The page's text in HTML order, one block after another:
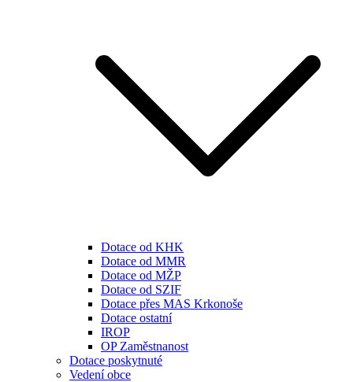
Dotace od KHK
Dotace od MMR
Dotace od MŽP
Dotace od SZIF
Dotace přes MAS Krkonoše
Dotace ostatní
IROP
OP Zaměstnanost
Dotace poskytnuté
Vedení obce